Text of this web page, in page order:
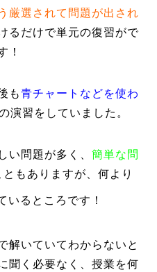
厳選されて問題が出され
るだけで単元の復習がで
！
も青チャートなどを使わ
演習をしていました。
い問題が多く、簡単な問
ともありますが、何より
いるところです！
解いていてわからないと
聞く必要なく、授業を何